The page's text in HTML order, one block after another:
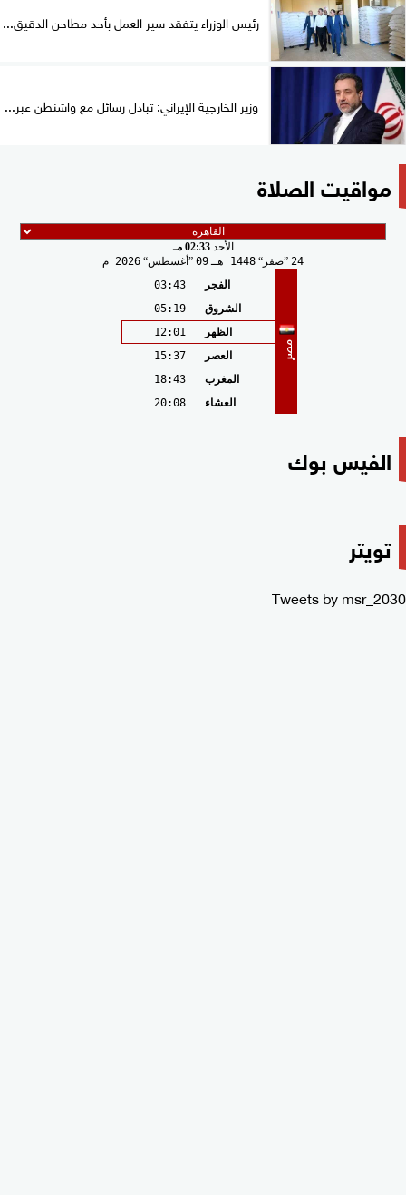
رئيس الوزراء يتفقد سير العمل بأحد مطاحن الدقيق...
وزير الخارجية الإيراني: تبادل رسائل مع واشنطن عبر...
مواقيت الصلاة
الأحد02:33 مـ
24 صفر 1448 هـ 09 أغسطس 2026 م
مصر
الفجر
03:43
الشروق
05:19
الظهر
12:01
العصر
15:37
المغرب
18:43
العشاء
20:08
الفيس بوك
تويتر
Tweets by msr_2030